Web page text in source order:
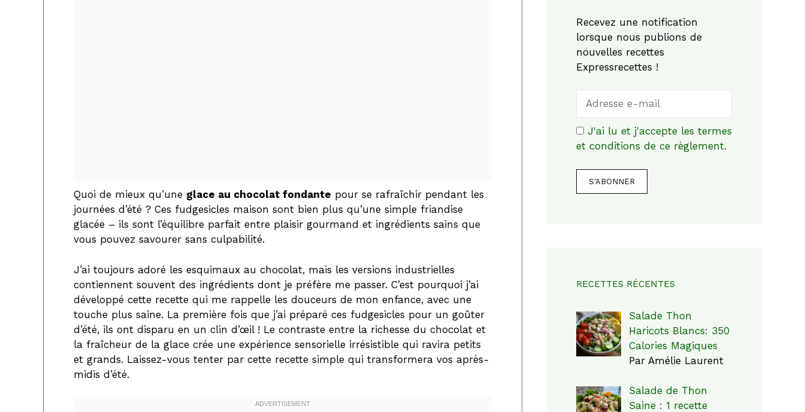
Quoi de mieux qu’une glace au chocolat fondante pour se rafraîchir pendant les
journées d’été ? Ces fudgesicles maison sont bien plus qu’une simple friandise
glacée – ils sont l’équilibre parfait entre plaisir gourmand et ingrédients sains que
vous pouvez savourer sans culpabilité.
J’ai toujours adoré les esquimaux au chocolat, mais les versions industrielles
contiennent souvent des ingrédients dont je préfère me passer. C’est pourquoi j’ai
développé cette recette qui me rappelle les douceurs de mon enfance, avec une
touche plus saine. La première fois que j’ai préparé ces fudgesicles pour un goûter
d’été, ils ont disparu en un clin d’œil ! Le contraste entre la richesse du chocolat et
la fraîcheur de la glace crée une expérience sensorielle irrésistible qui ravira petits
et grands. Laissez-vous tenter par cette recette simple qui transformera vos après-
midis d’été.
Recevez une notification
lorsque nous publions de
nouvelles recettes
Expressrecettes !
J'ai lu et j'accepte les termes
et conditions de ce règlement.
RECETTES RÉCENTES
Salade Thon
Haricots Blancs: 350
Calories Magiques
Par Amélie Laurent
Salade de Thon
Saine : 1 recette